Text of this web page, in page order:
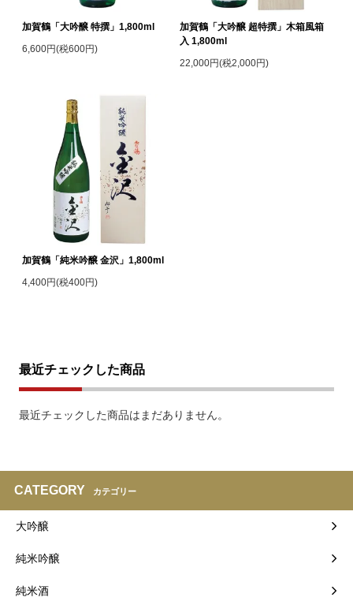
加賀鶴「大吟醸 特撰」1,800ml
6,600円(税600円)
加賀鶴「大吟醸 超特撰」木箱風箱
入 1,800ml
22,000円(税2,000円)
加賀鶴「純米吟醸 金沢」1,800ml
4,400円(税400円)
最近チェックした商品
最近チェックした商品はまだありません。
CATEGORY カテゴリー
大吟醸
純米吟醸
純米酒